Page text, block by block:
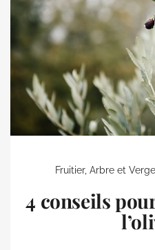
Fruitier, Arbre et
4 conseils